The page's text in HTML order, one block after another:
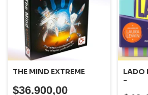
THE MIND EXTREME
$36.900,00
LADO
-